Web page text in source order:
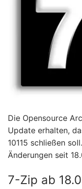
Die Opensource
Update erhalten,
10115 schließen
Änderungen seit
7-Zip ab